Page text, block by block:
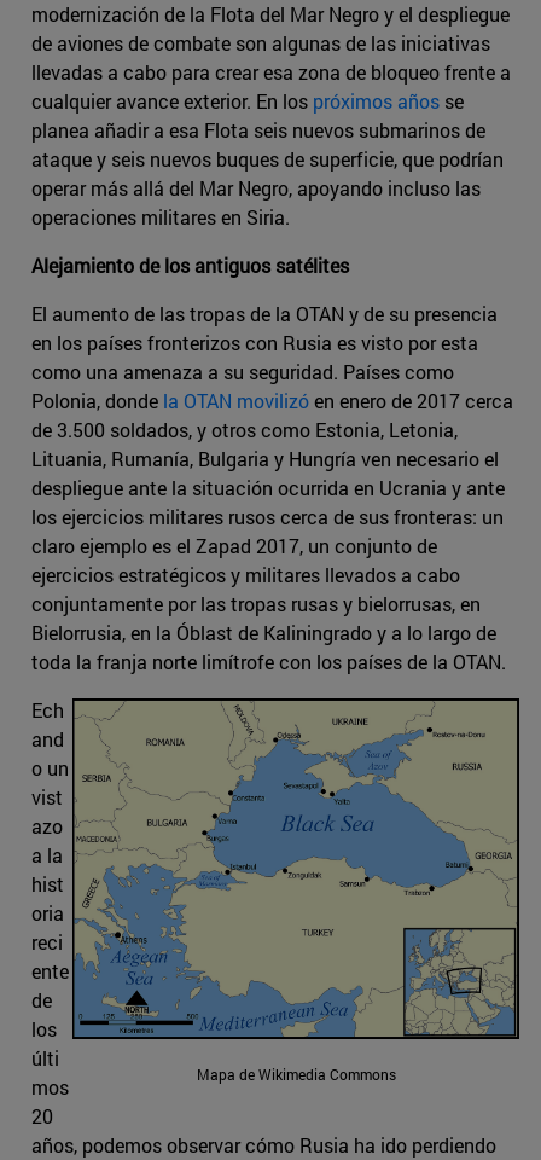
modernización de la Flota del Mar Negro y el despliegue
de aviones de combate son algunas de las iniciativas
llevadas a cabo para crear esa zona de bloqueo frente a
cualquier avance exterior. En los próximos años se
planea añadir a esa Flota seis nuevos submarinos de
ataque y seis nuevos buques de superficie, que podrían
operar más allá del Mar Negro, apoyando incluso las
operaciones militares en Siria.
Alejamiento de los antiguos satélites
El aumento de las tropas de la OTAN y de su presencia
en los países fronterizos con Rusia es visto por esta
como una amenaza a su seguridad. Países como
Polonia, donde la OTAN movilizóen enero de 2017 cerca
de 3.500 soldados, y otros como Estonia, Letonia,
Lituania, Rumanía, Bulgaria y Hungría ven necesario el
despliegue ante la situación ocurrida en Ucrania y ante
los ejercicios militares rusos cerca de sus fronteras: un
claro ejemplo es el Zapad 2017, un conjunto de
ejercicios estratégicos y militares llevados a cabo
conjuntamente por las tropas rusas y bielorrusas, en
Bielorrusia, en la Óblast de Kaliningrado y a lo largo de
toda la franja norte limítrofe con los países de la OTAN.
Mapa de Wikimedia Commons
Ech
and
o un
vist
azo
a la
hist
oria
reci
ente
de
los
últi
mos
20
años, podemos observar cómo Rusia ha ido perdiendo